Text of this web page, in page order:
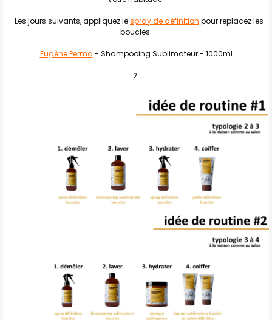
- Les jours suivants, appliquez lespray de définition pour replacez les
boucles.
Eugène Perma - Shampooing Sublimateur - 1000ml